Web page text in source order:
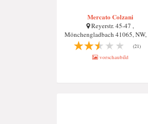
Mercato Colzani
Reyerstr. 45-47 ,
Mönchengladbach 41065, NW,
(21)
vorschaubild